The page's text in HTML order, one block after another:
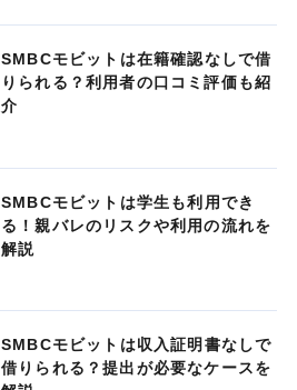
SMBCモビットは在籍確認なしで借
りられる？利用者の口コミ評価も紹
介
SMBCモビットは学生も利用でき
る！親バレのリスクや利用の流れを
解説
SMBCモビットは収入証明書なしで
借りられる？提出が必要なケースを